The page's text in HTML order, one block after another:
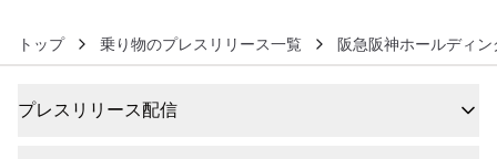
トップ 乗り物のプレスリリース一覧 阪急阪神ホールディ
プレスリリース配信